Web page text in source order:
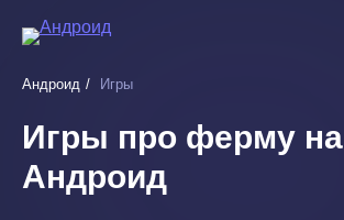
основному
Андроид Игры
Игры про ферму на
Андроид